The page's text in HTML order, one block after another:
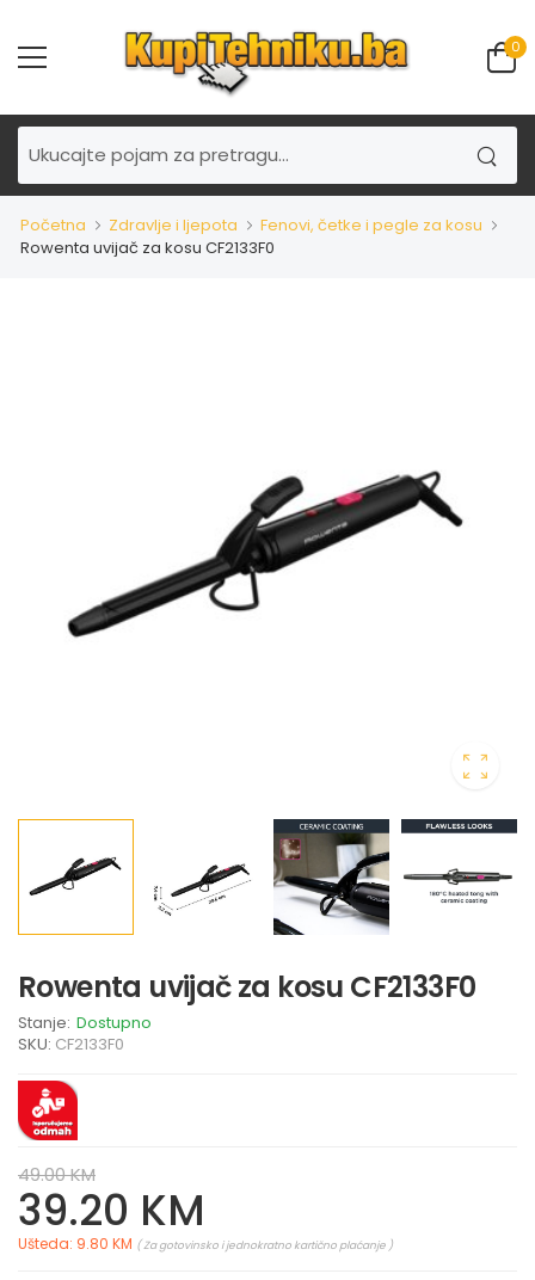
0
Početna Zdravlje i ljepota
Fenovi, četke i pegle za kosu
Rowenta uvijač za kosu CF2133F0
Rowenta uvijač za kosu CF2133F0
Stanje: Dostupno
SKU: CF2133F0
49.00 KM
39.20 KM
Ušteda: 9.80 KM ( Za gotovinsko i jednokratno kartično plaćanje )